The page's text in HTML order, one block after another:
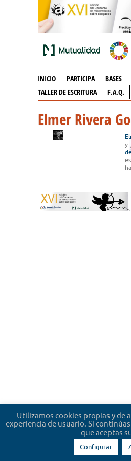
INICIO PARTICIPA BASES
TALLER DE ESCRITURA
F.A.Q.
Elmer Rivera
y
Utilizamos cookies propias y de
experiencia de usuario. Si
que aceptas
Configurar